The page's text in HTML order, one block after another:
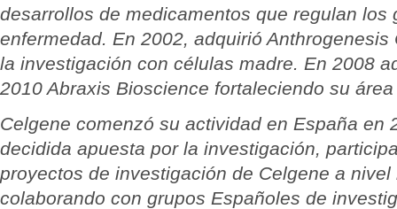
desarrollos de medicamentos que regulan los
enfermedad. En 2002, adquirió
la investigación con células madre. En 2008
2010 Abraxis Bioscience fortaleciendo su
Celgene comenzó su actividad en España en
decidida apuesta por la investigación,
proyectos de investigación de Celgene a
colaborando con grupos Españoles de